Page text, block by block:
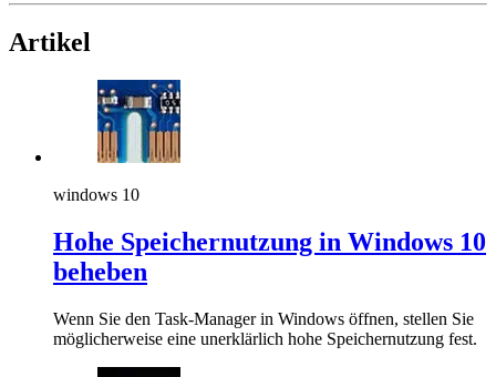
Artikel
windows 10
Hohe Speichernutzung in Windows 10
beheben
Wenn Sie den Task-Manager in Windows öffnen, stellen Sie
möglicherweise eine unerklärlich hohe Speichernutzung fest.